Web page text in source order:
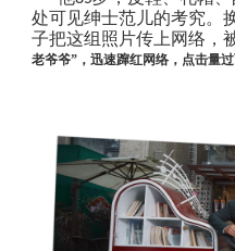
处可见绅士范儿的考究。
子把这组照片传上网络，
老爷爷” ，迅速蹿红网络，点击量过